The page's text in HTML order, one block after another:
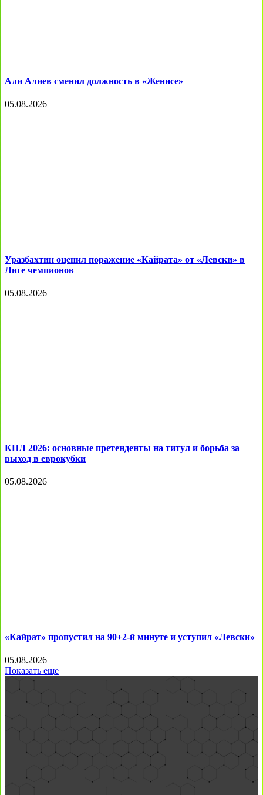
Али Алиев сменил должность в «Женисе»
05.08.2026
Уразбахтин оценил поражение «Кайрата» от «Левски» в
Лиге чемпионов
05.08.2026
КПЛ 2026: основные претенденты на титул и борьба за
выход в еврокубки
05.08.2026
«Кайрат» пропустил на 90+2-й минуте и уступил «Левски»
05.08.2026
Показать еще